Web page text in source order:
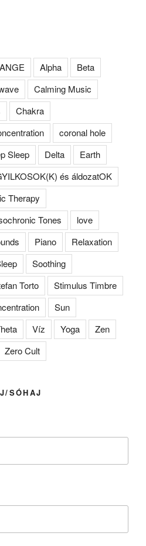
Alpha
Beta
Calming Music
Chakra
coronal hole
Sleep Delta
Earth
és áldozatOK
Therapy
Tones
love
Piano
Relaxation
Soothing
Torto
Stimulus Timbre
Sun
Víz Yoga
Zen
Zero Cult
SÓHAJ